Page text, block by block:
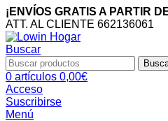
¡ENVÍOS GRATIS A PARTIR
ATT. AL CLIENTE 662136061
Buscar
0 artículos 0,00€
Acceso
Suscribirse
Menú